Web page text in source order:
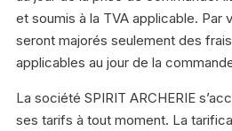
et soumis à la TVA applicable. Par
seront majorés seulement des
applicables au jour de la
La société SPIRIT ARCHERIE
ses tarifs à tout moment. La